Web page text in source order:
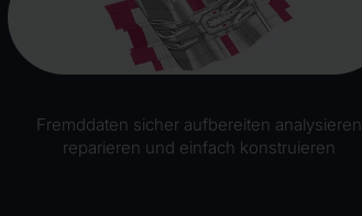
Fremddaten sicher aufbereiten analysieren
reparieren und einfach konstruieren